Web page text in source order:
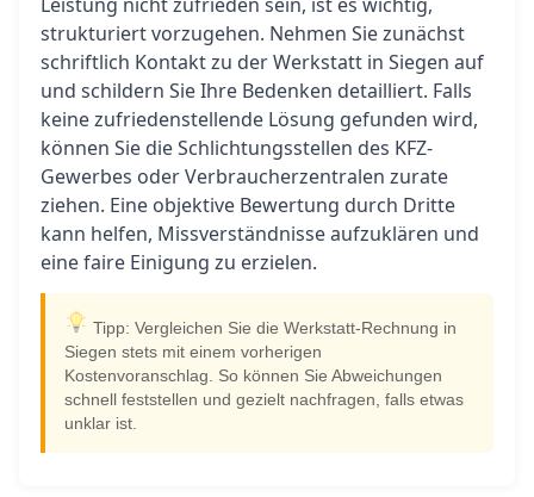
strukturiert vorzugehen. Nehmen Sie zunächst
schriftlich Kontakt zu der Werkstatt in Siegen auf
und schildern Sie Ihre Bedenken detailliert. Falls
keine zufriedenstellende Lösung gefunden wird,
können Sie die Schlichtungsstellen des KFZ-
Gewerbes oder Verbraucherzentralen zurate
ziehen. Eine objektive Bewertung durch Dritte
kann helfen, Missverständnisse aufzuklären und
eine faire Einigung zu erzielen.
Tipp: Vergleichen Sie die Werkstatt-Rechnung in
Siegen stets mit einem vorherigen
Kostenvoranschlag. So können Sie Abweichungen
schnell feststellen und gezielt nachfragen, falls etwas
unklar ist.